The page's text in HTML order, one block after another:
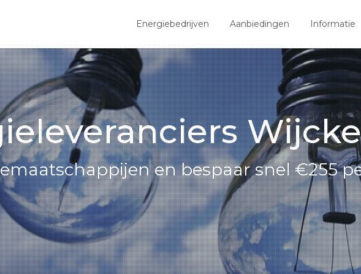
Energiebedrijven Aanbiedingen Informatie
en bespaar snel €255